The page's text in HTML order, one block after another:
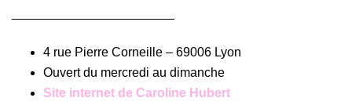
4 rue Pierre Corneille – 69006 Lyon
Ouvert du mercredi au dimanche
Site internet de Caroline Hubert